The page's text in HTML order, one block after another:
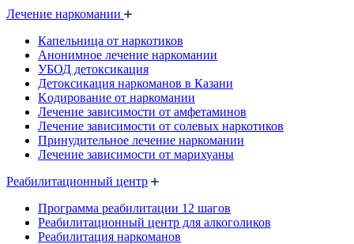
Лечение наркомании
Капельница от наркотиков
Анонимное лечение наркомании
УБОД детоксикация
Детоксикация наркоманов в Казани
Kодирование от наркомании
Лечение зависимости от амфетаминов
Лечение зависимости от солевых наркотиков
Принудительное лечение наркомании
Лечение зависимости от марихуаны
Реабилитационный центр
Программа реабилитации 12 шагов
Реабилитационный центр для алкоголиков
Реабилитация наркоманов